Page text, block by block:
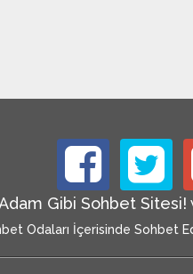
Gibi Sohbet
Odaları İçerisinde Sohbet